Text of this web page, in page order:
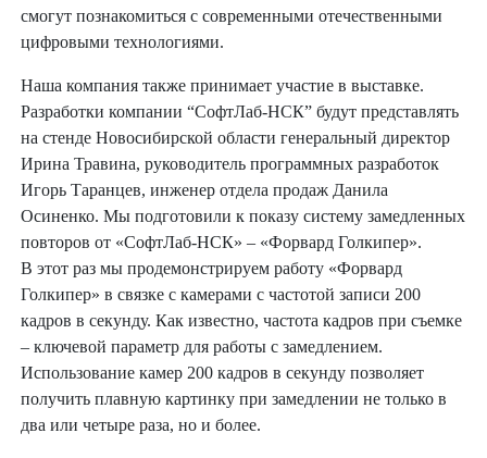
смогут познакомиться с современными отечественными
цифровыми технологиями.
Наша компания также принимает участие в выставке.
Разработки компании “СофтЛаб-НСК” будут представлять
на стенде Новосибирской области генеральный директор
Ирина Травина, руководитель программных разработок
Игорь Таранцев, инженер отдела продаж Данила
Осиненко. Мы подготовили к показу систему замедленных
повторов от «СофтЛаб-НСК» – «Форвард Голкипер».
В этот раз мы продемонстрируем работу «Форвард
Голкипер» в связке с камерами с частотой записи 200
кадров в секунду. Как известно, частота кадров при съемке
– ключевой параметр для работы с замедлением.
Использование камер 200 кадров в секунду позволяет
получить плавную картинку при замедлении не только в
два или четыре раза, но и более.